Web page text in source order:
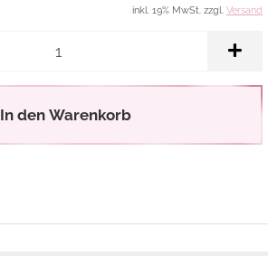
inkl. 19% MwSt. zzgl. Versand
In den Warenkorb